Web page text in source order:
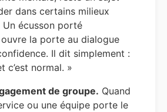
dans certains milieux
Un écusson porté
la porte au dialogue
Il dit simplement :
c’est normal. »
de groupe. Quand
ou une équipe porte le